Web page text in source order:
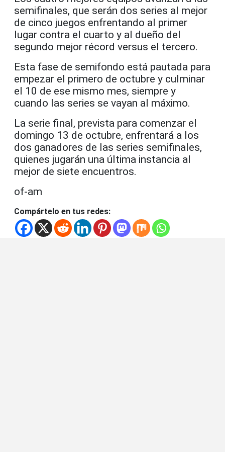
semifinales, que serán dos series al mejor
de cinco juegos enfrentando al primer
lugar contra el cuarto y al dueño del
segundo mejor récord versus el tercero.
Esta fase de semifondo está pautada para
empezar el primero de octubre y culminar
el 10 de ese mismo mes, siempre y
cuando las series se vayan al máximo.
La serie final, prevista para comenzar el
domingo 13 de octubre, enfrentará a los
dos ganadores de las series semifinales,
quienes jugarán una última instancia al
mejor de siete encuentros.
of-am
Compártelo en tus redes: